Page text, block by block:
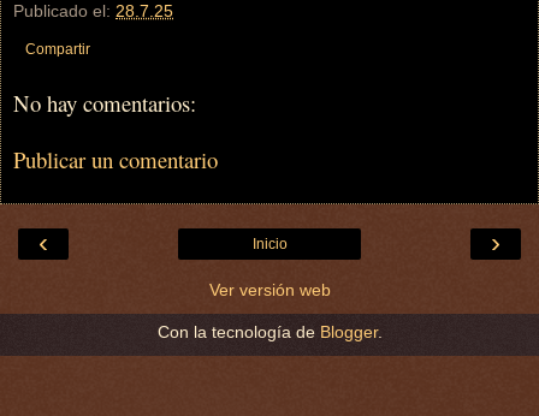
Publicado el: 28.7.25
Compartir
No hay comentarios:
Publicar un comentario
‹ ›
Inicio
Ver versión web
Con la tecnología de Blogger.